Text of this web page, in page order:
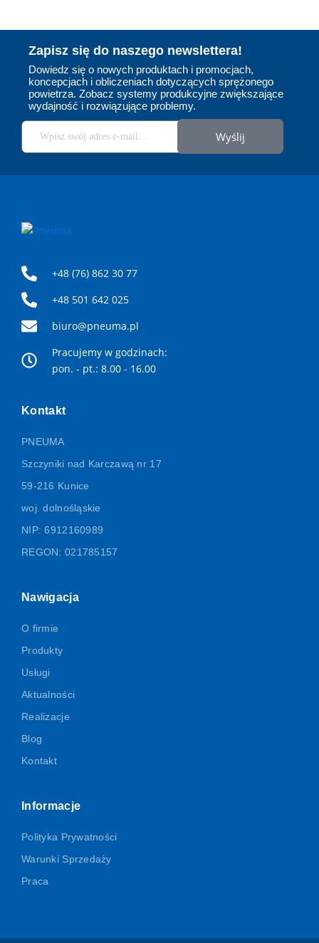
EXAIR
Jesteśmy wyłącznym dystrybutorem
amerykańskiej firmy EXAIR w Polsce. To
producent, który od ponad 40 lat wyznacza
standardy w branży produktów zasilanych
sprężonym powietrzem. Oferta obejmuje
wieloletni dystrybutor marki EXAIR w Polsce,
Zapisz się do naszego newslettera!
Dowiedz się o nowych produktach i promocjach,
koncepcjach i obliczeniach dotyczących sprężonego
powietrza. Zobacz systemy produkcyjne zwiększające
wydajność i rozwiązujące problemy.
Wyślij
+48 (76) 862 30 77
+48 501 642 025
biuro@pneuma.pl
Pracujemy w godzinach:
pon. - pt.: 8.00 - 16.00
Kontakt
PNEUMA
Szczyniki nad Karczawą nr 17
59-216 Kunice
woj. dolnośląskie
NIP: 6912160989
REGON: 021785157
Nawigacja
O firmie
Produkty
Usługi
Aktualności
Realizacje
Blog
Kontakt
Informacje
Polityka Prywatności
Warunki Sprzedaży
Praca